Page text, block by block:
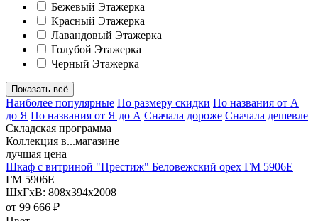
Бежевый Этажерка
Красный Этажерка
Лавандовый Этажерка
Голубой Этажерка
Черный Этажерка
Показать всё
Наиболее популярные По размеру скидки По названия от А
до Я По названия от Я до А Сначала дороже Сначала дешевле
Складская программа
Коллекция в...магазине
лучшая цена
Шкаф с витриной "Престиж" Беловежский орех ГМ 5906Е
ГМ 5906Е
ШхГхВ: 808х394х2008
от 99 666 ₽